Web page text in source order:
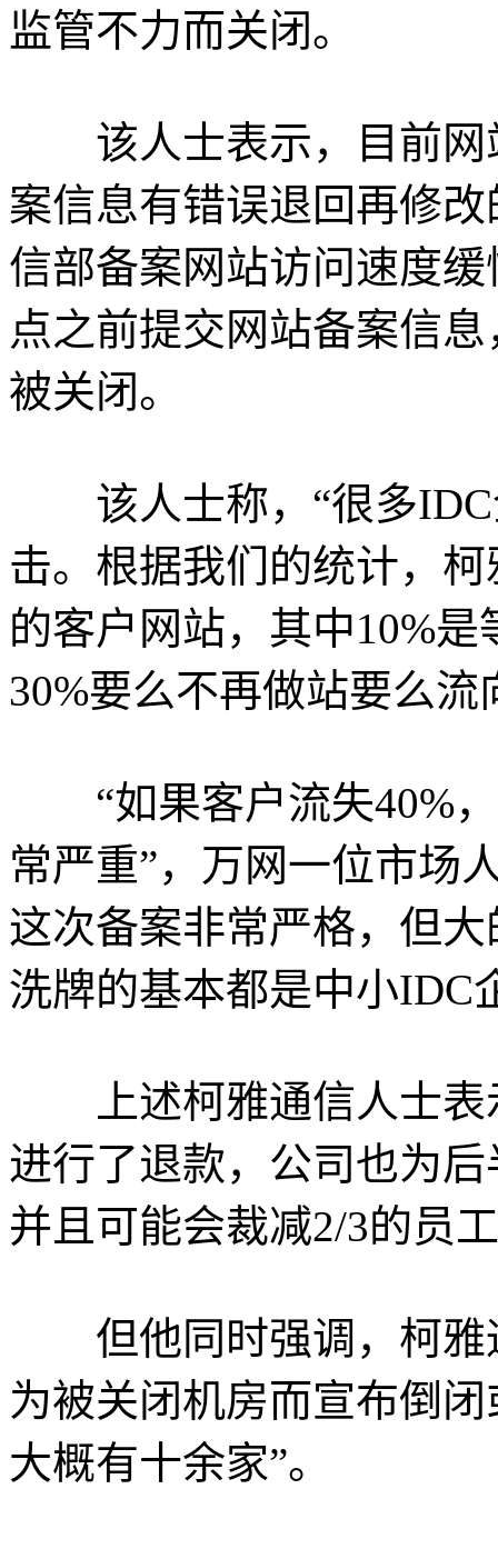
监管不力而关闭。
该人士表示，目前网
案信息有错误退回再修
信部备案网站访问速度
点之前提交网站备案信
被关闭。
该人士称，“很多IDC
击。根据我们的统计，
的客户网站，其中10%
30%要么不再做站要么流
“如果客户流失40%，
常严重”，万网一位市场
这次备案非常严格，但
洗牌的基本都是中小IDC
上述柯雅通信人士表
进行了退款，公司也为
并且可能会裁减2/3的员
但他同时强调，柯雅
为被关闭机房而宣布倒
大概有十余家”。